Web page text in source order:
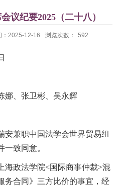
议纪要2025（二十八）
：2025-12-16 浏览次数： 592
娜、张卫彬、吴永辉
安兼职中国法学会世界贸易组
致同意。
海政法学院<国际商事仲裁>混
务合同》三方比价的事宜，经